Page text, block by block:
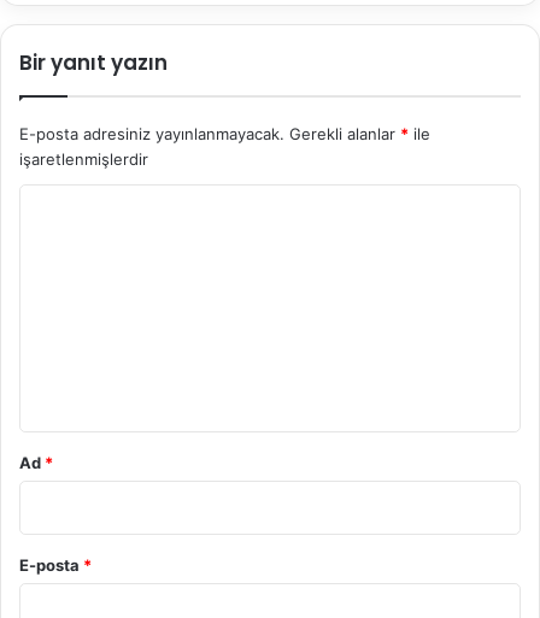
Bir yanıt yazın
E-posta adresiniz yayınlanmayacak. Gerekli alanlar * ile
işaretlenmişlerdir
Ad *
E-posta *